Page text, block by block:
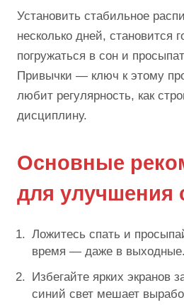
Установить стабильное
несколько дней, становится
погружаться в сон и
Привычки — ключ к этому
любит регулярность, как
дисциплину.
Основные
для улучшения
Ложитесь спать и
время — даже в выходные.
Избегайте ярких экранов
синий свет мешает